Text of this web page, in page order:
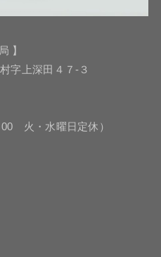
】
字上深田４７-３
火・水曜日定休）